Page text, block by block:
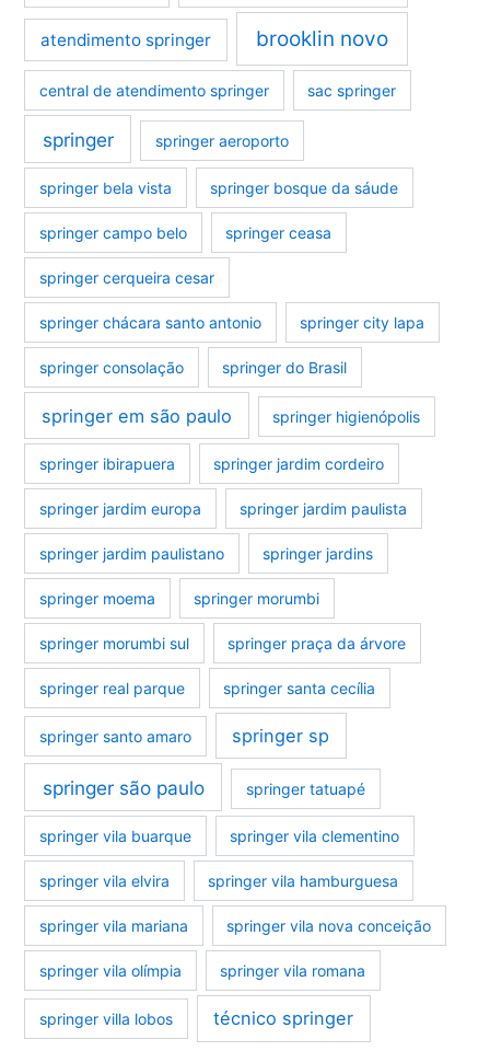
atendimento springer brooklin novo
central de atendimento springer sac springer
springer springer aeroporto
springer bela vista springer bosque da sáude
springer campo belo springer ceasa
springer cerqueira cesar
springer chácara santo antonio springer city lapa
springer consolação springer do Brasil
springer em são paulo springer higienópolis
springer ibirapuera springer jardim cordeiro
springer jardim europa springer jardim paulista
springer jardim paulistano springer jardins
springer moema springer morumbi
springer morumbi sul springer praça da árvore
springer real parque springer santa cecília
springer santo amaro springer sp
springer são paulo springer tatuapé
springer vila buarque springer vila clementino
springer vila elvira springer vila hamburguesa
springer vila mariana springer vila nova conceição
springer vila olímpia springer vila romana
springer villa lobos técnico springer